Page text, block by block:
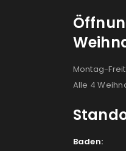
Montag-
Alle 4
Baden: